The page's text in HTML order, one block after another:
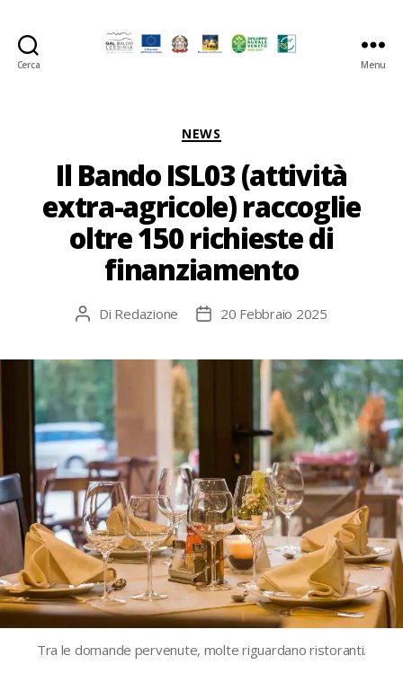
Cerca Menu
Categorie
NEWS
Il Bando ISL03 (attività
extra-agricole) raccoglie
oltre 150 richieste di
finanziamento
Autore
Di Redazione
Data20 Febbraio 2025
Tra le domande pervenute, molte riguardano ristoranti.